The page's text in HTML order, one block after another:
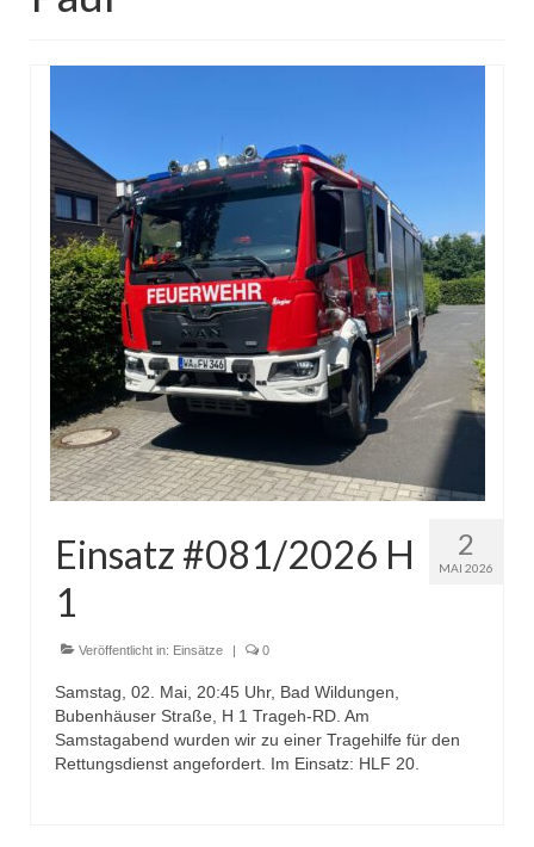
Dienstplan
Einsätze
Jugendfeuerwehr
Infos
Dienstplan
Gründung Jugendfeuerwehr 1996
25-jähriges Jubiläum Jugendfeuerwehr 2021
Kreiszeltlager 2023
Kinderfeuerwehr
Infos
Dienstplan
Katastrophenschutz
GDekonP-Zug
Dienstplan Dekon-Zug
KatS-Zug
2
MAI 2026
Einsatz #081/2026 H
1
Veröffentlicht in: Einsätze | 0
Samstag, 02. Mai, 20:45 Uhr, Bad Wildungen,
Bubenhäuser Straße, H 1 Trageh-RD. Am
Samstagabend wurden wir zu einer Tragehilfe für den
Rettungsdienst angefordert. Im Einsatz: HLF 20.